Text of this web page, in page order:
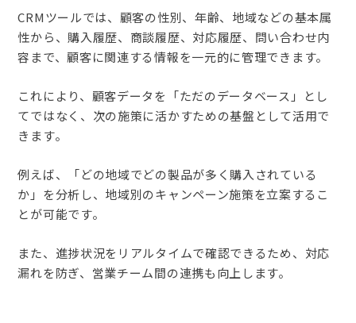
CRMツールでは、顧客の性別、年齢、地域などの基本属
性から、購入履歴、商談履歴、対応履歴、問い合わせ内
容まで、顧客に関連する情報を一元的に管理できます。
これにより、顧客データを「ただのデータベース」とし
てではなく、次の施策に活かすための基盤として活用で
きます。
例えば、「どの地域でどの製品が多く購入されている
か」を分析し、地域別のキャンペーン施策を立案するこ
とが可能です。
また、進捗状況をリアルタイムで確認できるため、対応
漏れを防ぎ、営業チーム間の連携も向上します。